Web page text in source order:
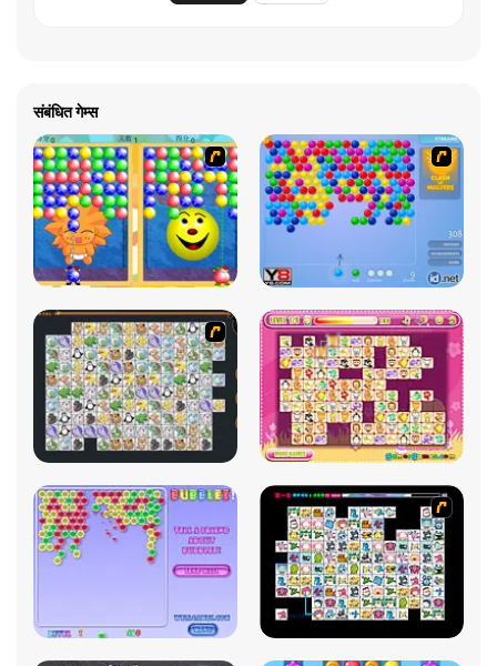
संबंधित गेम्स